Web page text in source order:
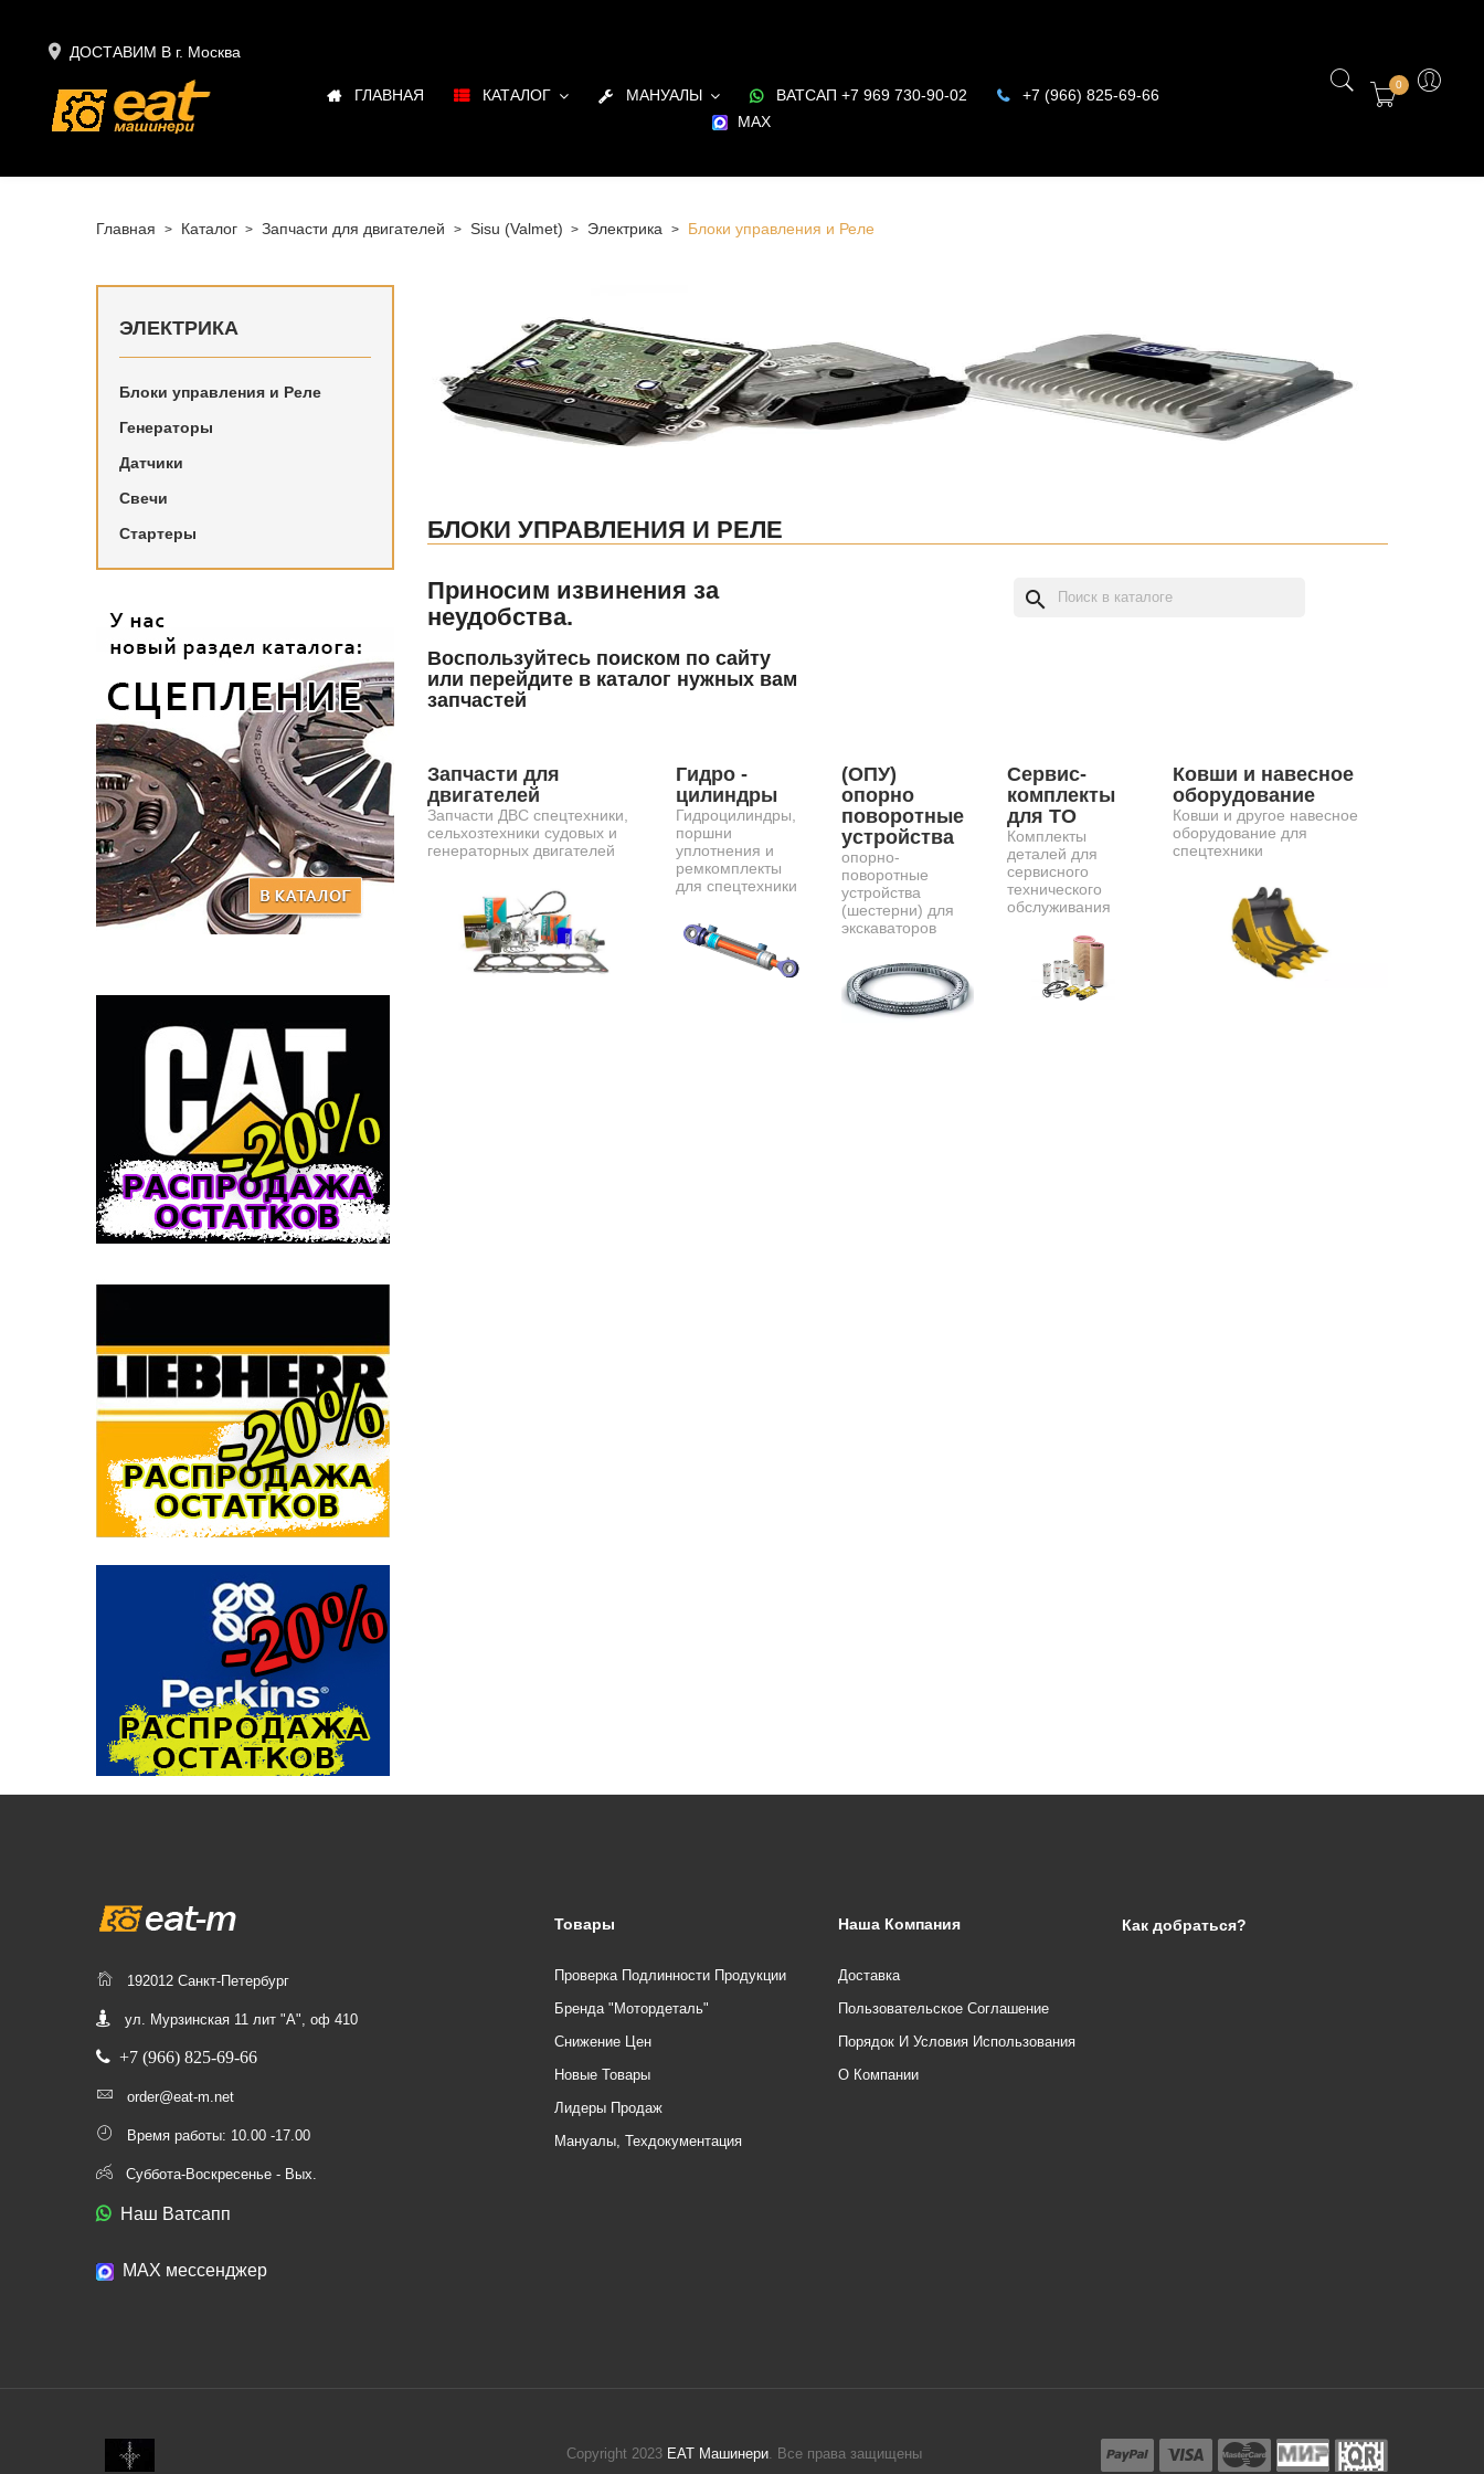
 ДОСТАВИМ В г. Москва
ГЛАВНАЯ КАТАЛОГ МАНУАЛЫ ВАТСАП +7 969 730-90-02
+7 (966) 825-69-66
MAX
0
Главная Каталог Запчасти для двигателей Sisu (Valmet) Электрика Блоки управления и Реле
ЭЛЕКТРИКА
Блоки управления и Реле
Генераторы
Датчики
Свечи
Стартеры
Купить в Санкт-Петербурге Блоки управления и Реле для
двигателя Sisu (Valmet) в наличии и под заказ
БЛОКИ УПРАВЛЕНИЯ И РЕЛЕ
Приносим извинения за
неудобства.
Воспользуйтесь поиском по сайту
или перейдите в каталог нужных вам
запчастей
search
Запчасти для
двигателей
Запчасти ДВС спецтехники,
сельхозтехники судовых и
генераторных двигателей
Гидро -
цилиндры
Гидроцилиндры,
поршни
уплотнения и
ремкомплекты
для спецтехники
(ОПУ)
опорно
поворотные
устройства
опорно-
поворотные
устройства
(шестерни) для
экскаваторов
Сервис-
комплекты
для ТО
Комплекты
деталей для
сервисного
технического
обслуживания
Ковши и навесное
оборудование
Ковши и другое навесное
оборудование для
спецтехники
192012 Санкт-Петербург
ул. Мурзинская 11 лит "А", оф 410
+7 (966) 825-69-66
order@eat-m.net
Время работы: 10.00 -17.00
Суббота-Воскресенье - Вых.
Наш Ватсапп
МАХ мессенджер
Товары
Проверка Подлинности Продукции
Бренда "Мотордеталь"
Снижение Цен
Новые Товары
Лидеры Продаж
Мануалы, Техдокументация
Наша Компания
Доставка
Пользовательское Соглашение
Порядок И Условия Использования
О Компании
Как добраться?
Copyright 2023 ЕАТ Машинери. Все права защищены